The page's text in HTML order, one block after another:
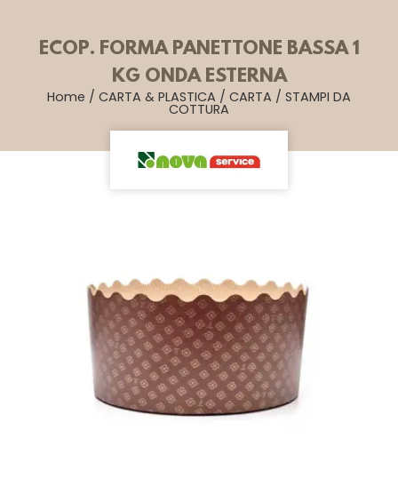
ECOP. FORMA PANETTONE BASSA 1
KG ONDA ESTERNA
Home / CARTA & PLASTICA / CARTA / STAMPI DA
COTTURA